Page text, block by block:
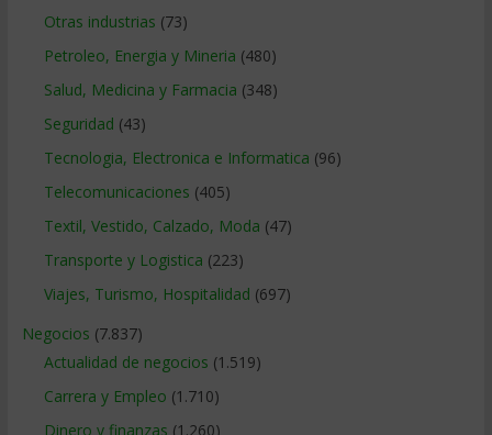
Otras industrias (73)
Petroleo, Energia y Mineria (480)
Salud, Medicina y Farmacia (348)
Seguridad (43)
Tecnologia, Electronica e Informatica (96)
Telecomunicaciones (405)
Textil, Vestido, Calzado, Moda (47)
Transporte y Logistica (223)
Viajes, Turismo, Hospitalidad (697)
Negocios (7.837)
Actualidad de negocios (1.519)
Carrera y Empleo (1.710)
Dinero y finanzas (1.260)